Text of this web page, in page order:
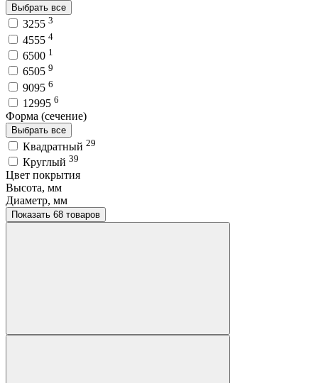
Выбрать все
3255 3
4555 4
6500 1
6505 9
9095 6
12995 6
Форма (сечение)
Выбрать все
Квадратный 29
Круглый 39
Цвет покрытия
Высота, мм
Диаметр, мм
Показать 68 товаров